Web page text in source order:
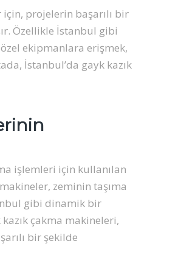
projelerin başarılı bir
Özellikle İstanbul gibi
ekipmanlara erişmek,
İstanbul’da gayk kazık
işlemleri için kullanılan
zeminin taşıma
gibi dinamik bir
çakma makineleri,
bir şekilde